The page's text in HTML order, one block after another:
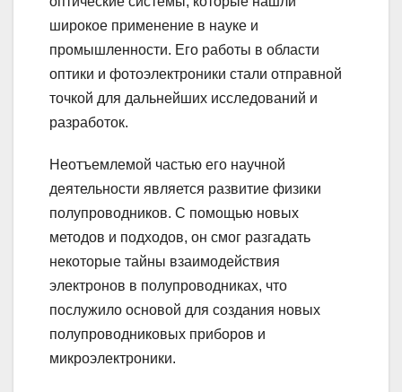
широкое применение в науке и
промышленности. Его работы в области
оптики и фотоэлектроники стали отправной
точкой для дальнейших исследований и
разработок.
Неотъемлемой частью его научной
деятельности является развитие физики
полупроводников. С помощью новых
методов и подходов, он смог разгадать
некоторые тайны взаимодействия
электронов в полупроводниках, что
послужило основой для создания новых
полупроводниковых приборов и
микроэлектроники.